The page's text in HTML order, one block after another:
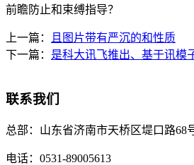
前瞻防止和束缚指导？
上一篇： 且图片带有严沉的和性质
下一篇： 是科大讯飞推出、基于讯模
联系我们
总部： 山东省济南市天桥区堤口路68
电话： 0531-89005613